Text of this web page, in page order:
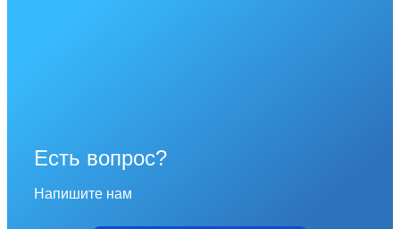
Есть вопрос?
Напишите нам